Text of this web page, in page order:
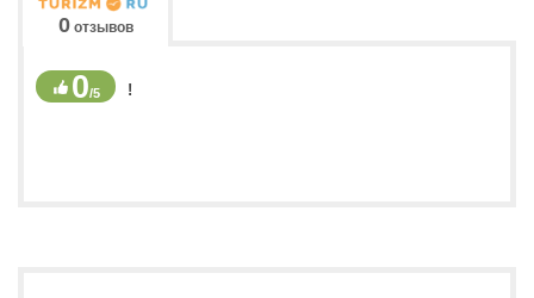
0отзывов
0/5 !